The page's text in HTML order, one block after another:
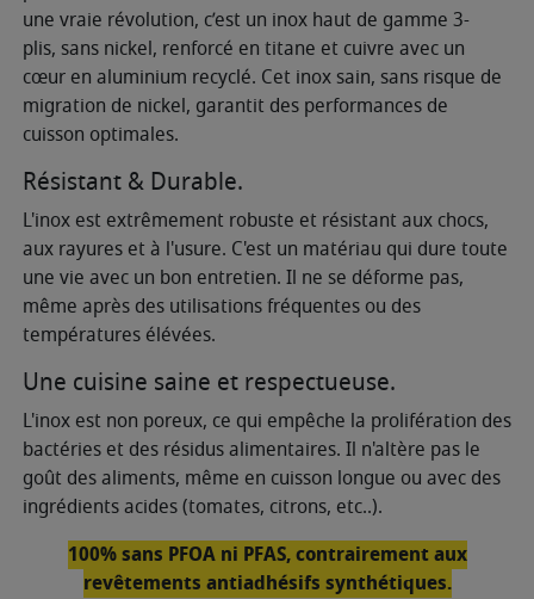
une vraie révolution, c’est un inox haut de gamme 3-
plis, sans nickel, renforcé en titane et cuivre avec un
cœur en aluminium recyclé. Cet inox sain, sans risque de
migration de nickel, garantit des performances de
cuisson optimales.
Résistant & Durable.
L'inox est extrêmement robuste et résistant aux chocs,
aux rayures et à l'usure. C'est un matériau qui dure toute
une vie avec un bon entretien. Il ne se déforme pas,
même après des utilisations fréquentes ou des
températures élévées.
Une cuisine saine et respectueuse.
L'inox est non poreux, ce qui empêche la prolifération des
bactéries et des résidus alimentaires. Il n'altère pas le
goût des aliments, même en cuisson longue ou avec des
ingrédients acides (tomates, citrons, etc..).
100% sans PFOA ni PFAS, contrairement aux
revêtements antiadhésifs synthétiques.